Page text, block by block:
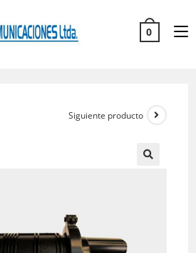
0
Siguiente producto